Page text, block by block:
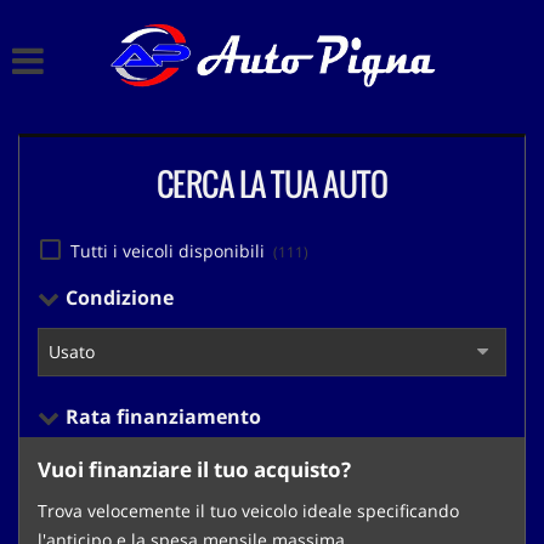
ACQUISTIAMO USATO
CERCA LA TUA AUTO
Tutti i veicoli disponibili (111)
Condizione
Rata finanziamento
Vuoi finanziare il tuo acquisto?
Trova velocemente il tuo veicolo ideale specificando
tue
consenso
pannello
ti
consente
di
esprimere
tue
preferenze
di
alle
tecnologie
di